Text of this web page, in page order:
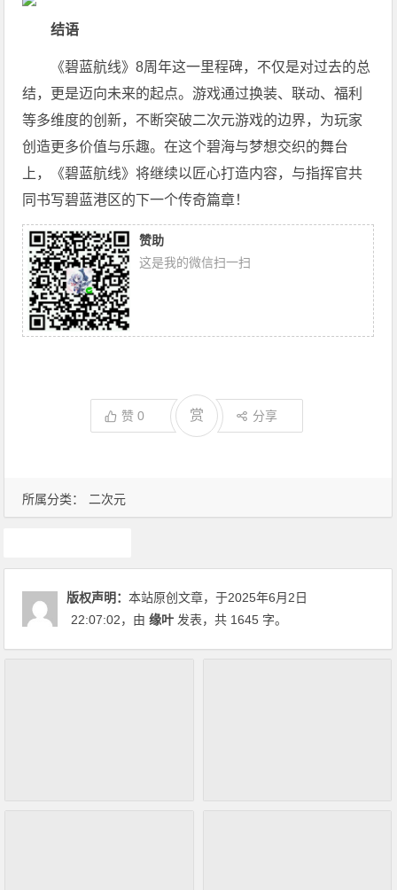
所属分类： 二次元
结语
《碧蓝航线》8周年这一里程碑，不仅是对过去的总
结，更是迈向未来的起点。游戏通过换装、联动、福利
等多维度的创新，不断突破二次元游戏的边界，为玩家
创造更多价值与乐趣。在这个碧海与梦想交织的舞台
上，《碧蓝航线》将继续以匠心打造内容，与指挥官共
同书写碧蓝港区的下一个传奇篇章！
赞助
这是我的微信扫一扫
赞0 赏 分享
版权声明：本站原创文章，于2025年6月2日
22:07:02，由缘叶 发表，共 1645 字。